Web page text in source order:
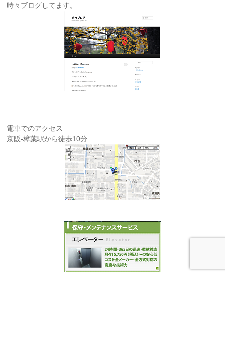
時々ブログしてます。
電車でのアクセス
京阪-樟葉駅から徒歩10分